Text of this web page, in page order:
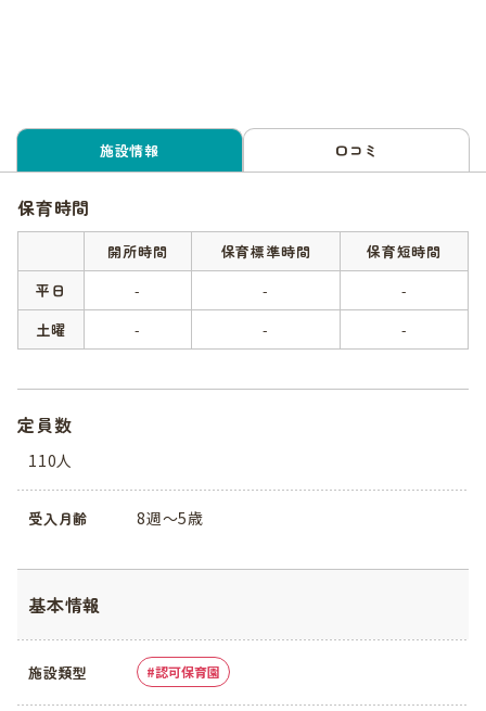
施設情報 口コミ
保育時間
開所時間 保育標準時間
保育短時間
平日
- -
-
土曜
- - -
定員数
110人
受入月齢 8週〜5歳
基本情報
施設類型 認可保育園